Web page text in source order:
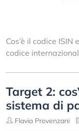
Cos’è il codice
codice
Target 2:
sistema di
Flavia Provenzani